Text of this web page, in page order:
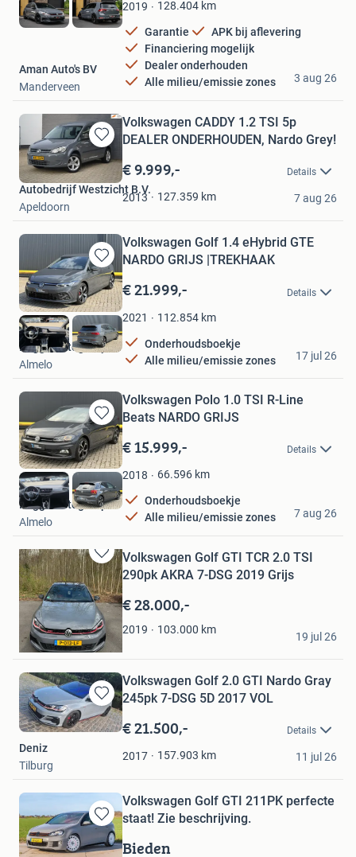
2019 128.404 km
Garantie
APK bij aflevering
Financiering mogelijk
Dealer onderhouden
Alle milieu/emissie zones
Aman Auto's BV
Manderveen
3 aug 26
Bewaren
in
Mijn
Favorieten
Volkswagen CADDY 1.2 TSI 5p
DEALER ONDERHOUDEN, Nardo Grey!
€ 9.999,- Details
2013 127.359 km
Autobedrijf Westzicht B.V.
Apeldoorn
7 aug 26
Bewaren
in
Mijn
Favorieten
Volkswagen Golf 1.4 eHybrid GTE
NARDO GRIJS |TREKHAAK
€ 21.999,- Details
2021 112.854 km
Onderhoudsboekje
Alle milieu/emissie zones
Regge Autogroep
Almelo
17 jul 26
Bewaren
in
Mijn
Favorieten
Volkswagen Polo 1.0 TSI R-Line
Beats NARDO GRIJS
€ 15.999,- Details
2018 66.596 km
Onderhoudsboekje
Alle milieu/emissie zones
Regge Autogroep
Almelo
7 aug 26
Bewaren
in
Mijn
Favorieten
Volkswagen Golf GTI TCR 2.0 TSI
290pk AKRA 7-DSG 2019 Grijs
€ 28.000,-
2019 103.000 km
's-Gravenhage
19 jul 26
Bewaren
in
Favorieten
Volkswagen Golf 2.0 GTI Nardo Gray
245pk 7-DSG 5D 2017 VOL
€ 21.500,- Details
2017 157.903 km
Deniz
Tilburg
11 jul 26
Bewaren
in
Volkswagen Golf GTI 211PK perfecte
staat! Zie beschrijving.
Bieden